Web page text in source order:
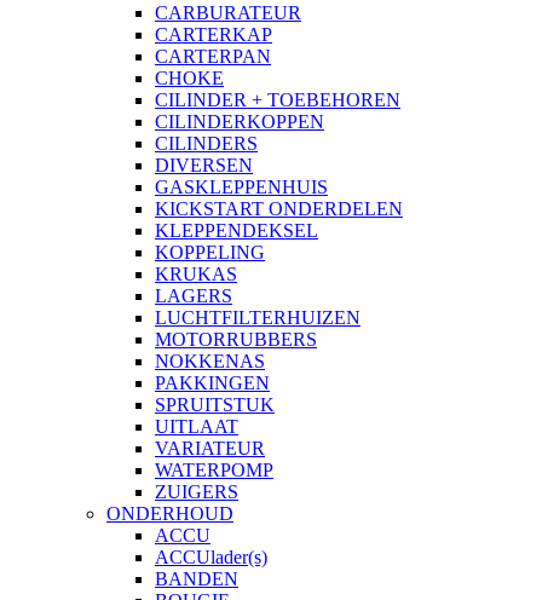
CARBURATEUR
CARTERKAP
CARTERPAN
CHOKE
CILINDER + TOEBEHOREN
CILINDERKOPPEN
CILINDERS
DIVERSEN
GASKLEPPENHUIS
KICKSTART ONDERDELEN
KLEPPENDEKSEL
KOPPELING
KRUKAS
LAGERS
LUCHTFILTERHUIZEN
MOTORRUBBERS
NOKKENAS
PAKKINGEN
SPRUITSTUK
UITLAAT
VARIATEUR
WATERPOMP
ZUIGERS
ONDERHOUD
ACCU
ACCUlader(s)
BANDEN